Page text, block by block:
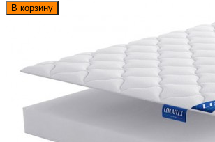
В корзину